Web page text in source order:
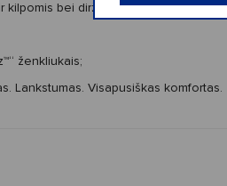
kilpomis bei dirželiais su lipdukais;
ženkliukais;
Lankstumas. Visapusiškas komfortas.